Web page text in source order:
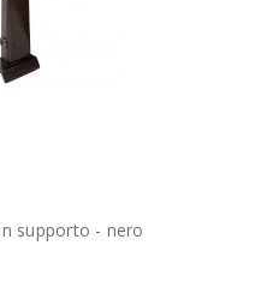
supporto - nero